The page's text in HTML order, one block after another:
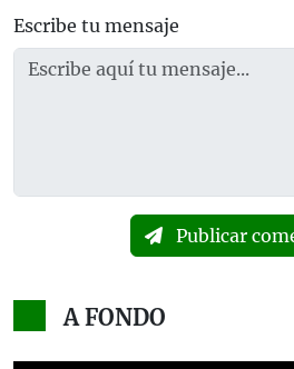
Escribe tu mensaje
Publicar
A FONDO